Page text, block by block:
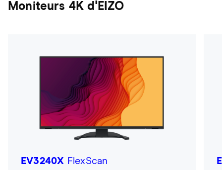
Moniteurs 4K d'EIZO
EV3240X FlexScan